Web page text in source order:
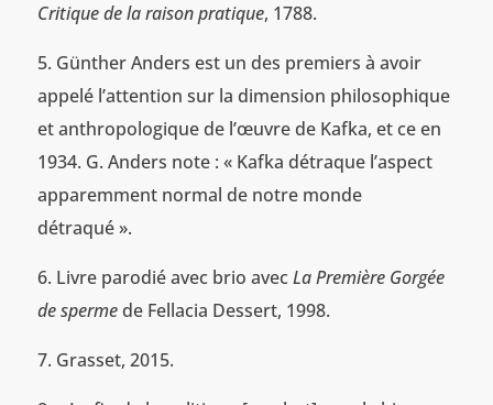
Critique de la raison pratique, 1788.
Günther Anders est un des premiers à avoir
appelé l’attention sur la dimension philosophique
et anthropologique de l’œuvre de Kafka, et ce en
1934. G. Anders note : « Kafka détraque l’aspect
apparemment normal de notre monde
détraqué ».
Livre parodié avec brio avec La Première Gorgée
de spermede Fellacia Dessert, 1998.
Grasset, 2015.